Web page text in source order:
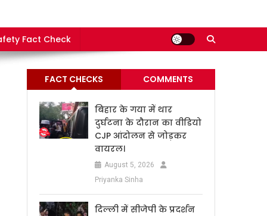
Fact Check
FACT CHECKS COMMENTS
बिहार के गया में थार
दुर्घटना के दौरान का वीडियो
CJP आंदोलन से जोड़कर
वायरल।
August 5, 2026
Priyanka Sinha
दिल्ली में सीजेपी के प्रदर्शन